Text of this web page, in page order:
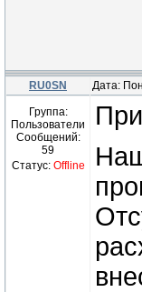
RU0SN Дата:
Группа:
Пользователи
Сообщений:
59
Статус: Offline